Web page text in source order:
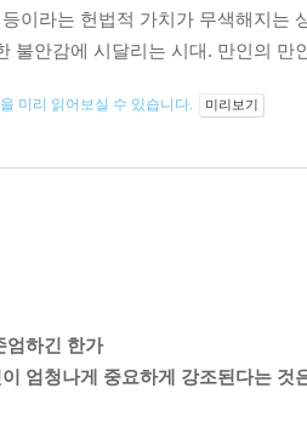
이라는 헌법적 가치가 무색해지는
불안감에 시달리는 시대. 만인의 만
미리 읽어보실 수 있습니다. 미리보기
엄하긴 한가
이 엄청나게 중요하게 강조된다는